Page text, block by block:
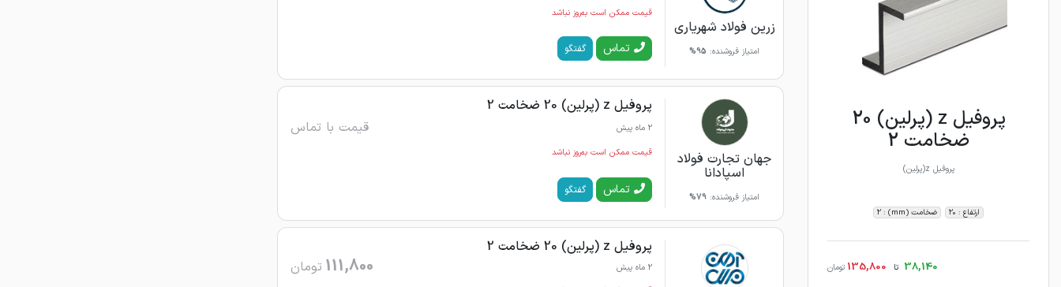
پروفیل z (پرلین) 20
ضخامت 2
پروفیل z(پرلین)
ارتفاع : 20 ضخامت (mm) : 2
38,140 تا 135,800 تومان
زرین فولاد شهریاری
امتیاز فروشنده: 95%
قیمت ممکن است به‌روز نباشد
تماس گفتگو
جهان تجارت فولاد
اسپادانا
امتیاز فروشنده: 79%
پروفیل z (پرلین) 20 ضخامت 2
2 ماه پیش قیمت با تماس
قیمت ممکن است به‌روز نباشد
تماس گفتگو
پروفیل z (پرلین) 20 ضخامت 2
2 ماه پیش 111,800 تومان